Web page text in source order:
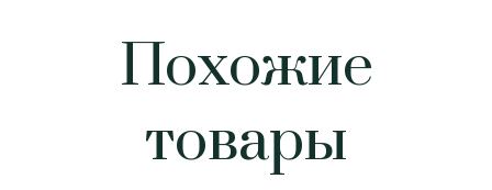
Похожие
товары